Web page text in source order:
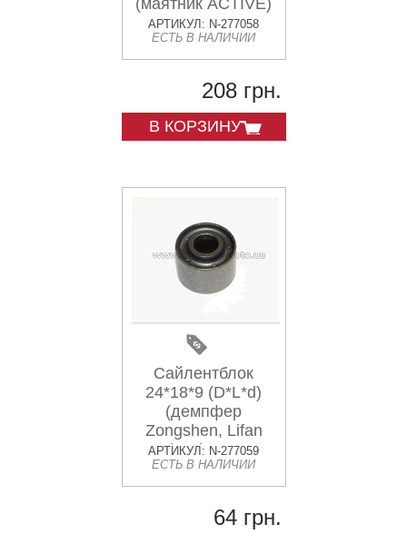
(маятник ACTIVE)
АРТИКУЛ: N-277058
ЕСТЬ В НАЛИЧИИ
208 грн.
В КОРЗИНУ
Сайлентблок
24*18*9 (D*L*d)
(демпфер
Zongshen, Lifan
125/150) SILENT
АРТИКУЛ: N-277059
ЕСТЬ В НАЛИЧИИ
64 грн.